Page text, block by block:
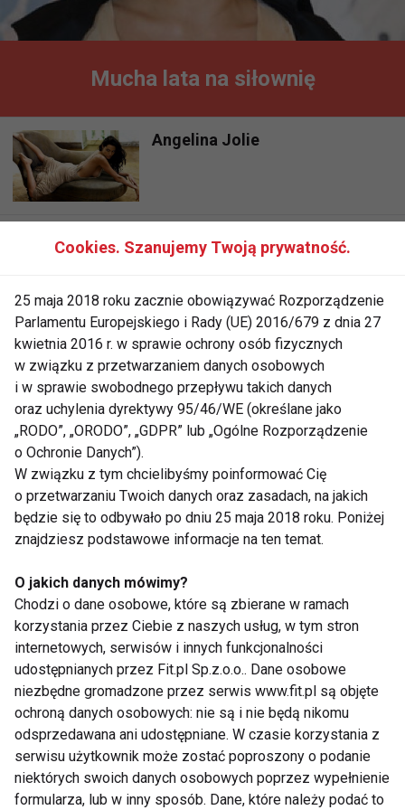
Mucha lata na siłownię
Angelina Jolie
Zobaczcie jak schudłam!
Nie przegap nowości ze
świata FIT!
Zapisz się do naszego newslettera
Wyrażam zgodę na otrzymywanie informacji
handlowej drogą elektroniczną na podany adres e-mail
przez FIT.PL. Więcej informacji znajdziesz w Polityce
Prywatności.
ZAPISZ SIĘ
Cookies. Szanujemy Twoją prywatność.
25 maja 2018 roku zacznie obowiązywać Rozporządzenie
Parlamentu Europejskiego i Rady (UE) 2016/679 z dnia 27
kwietnia 2016 r. w sprawie ochrony osób fizycznych
w związku z przetwarzaniem danych osobowych
i w sprawie swobodnego przepływu takich danych
oraz uchylenia dyrektywy 95/46/WE (określane jako
„RODO”, „ORODO”, „GDPR” lub „Ogólne Rozporządzenie
o Ochronie Danych”).
W związku z tym chcielibyśmy poinformować Cię
o przetwarzaniu Twoich danych oraz zasadach, na jakich
będzie się to odbywało po dniu 25 maja 2018 roku. Poniżej
znajdziesz podstawowe informacje na ten temat.
O jakich danych mówimy?
Chodzi o dane osobowe, które są zbierane w ramach
korzystania przez Ciebie z naszych usług, w tym stron
internetowych, serwisów i innych funkcjonalności
udostępnianych przez Fit.pl Sp.z.o.o.. Dane osobowe
niezbędne gromadzone przez serwis www.fit.pl są objęte
ochroną danych osobowych: nie są i nie będą nikomu
odsprzedawana ani udostępniane. W czasie korzystania z
serwisu użytkownik może zostać poproszony o podanie
niektórych swoich danych osobowych poprzez wypełnienie
formularza, lub w inny sposób. Dane, które należy podać to